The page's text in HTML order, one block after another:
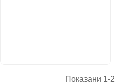
Показани 1-